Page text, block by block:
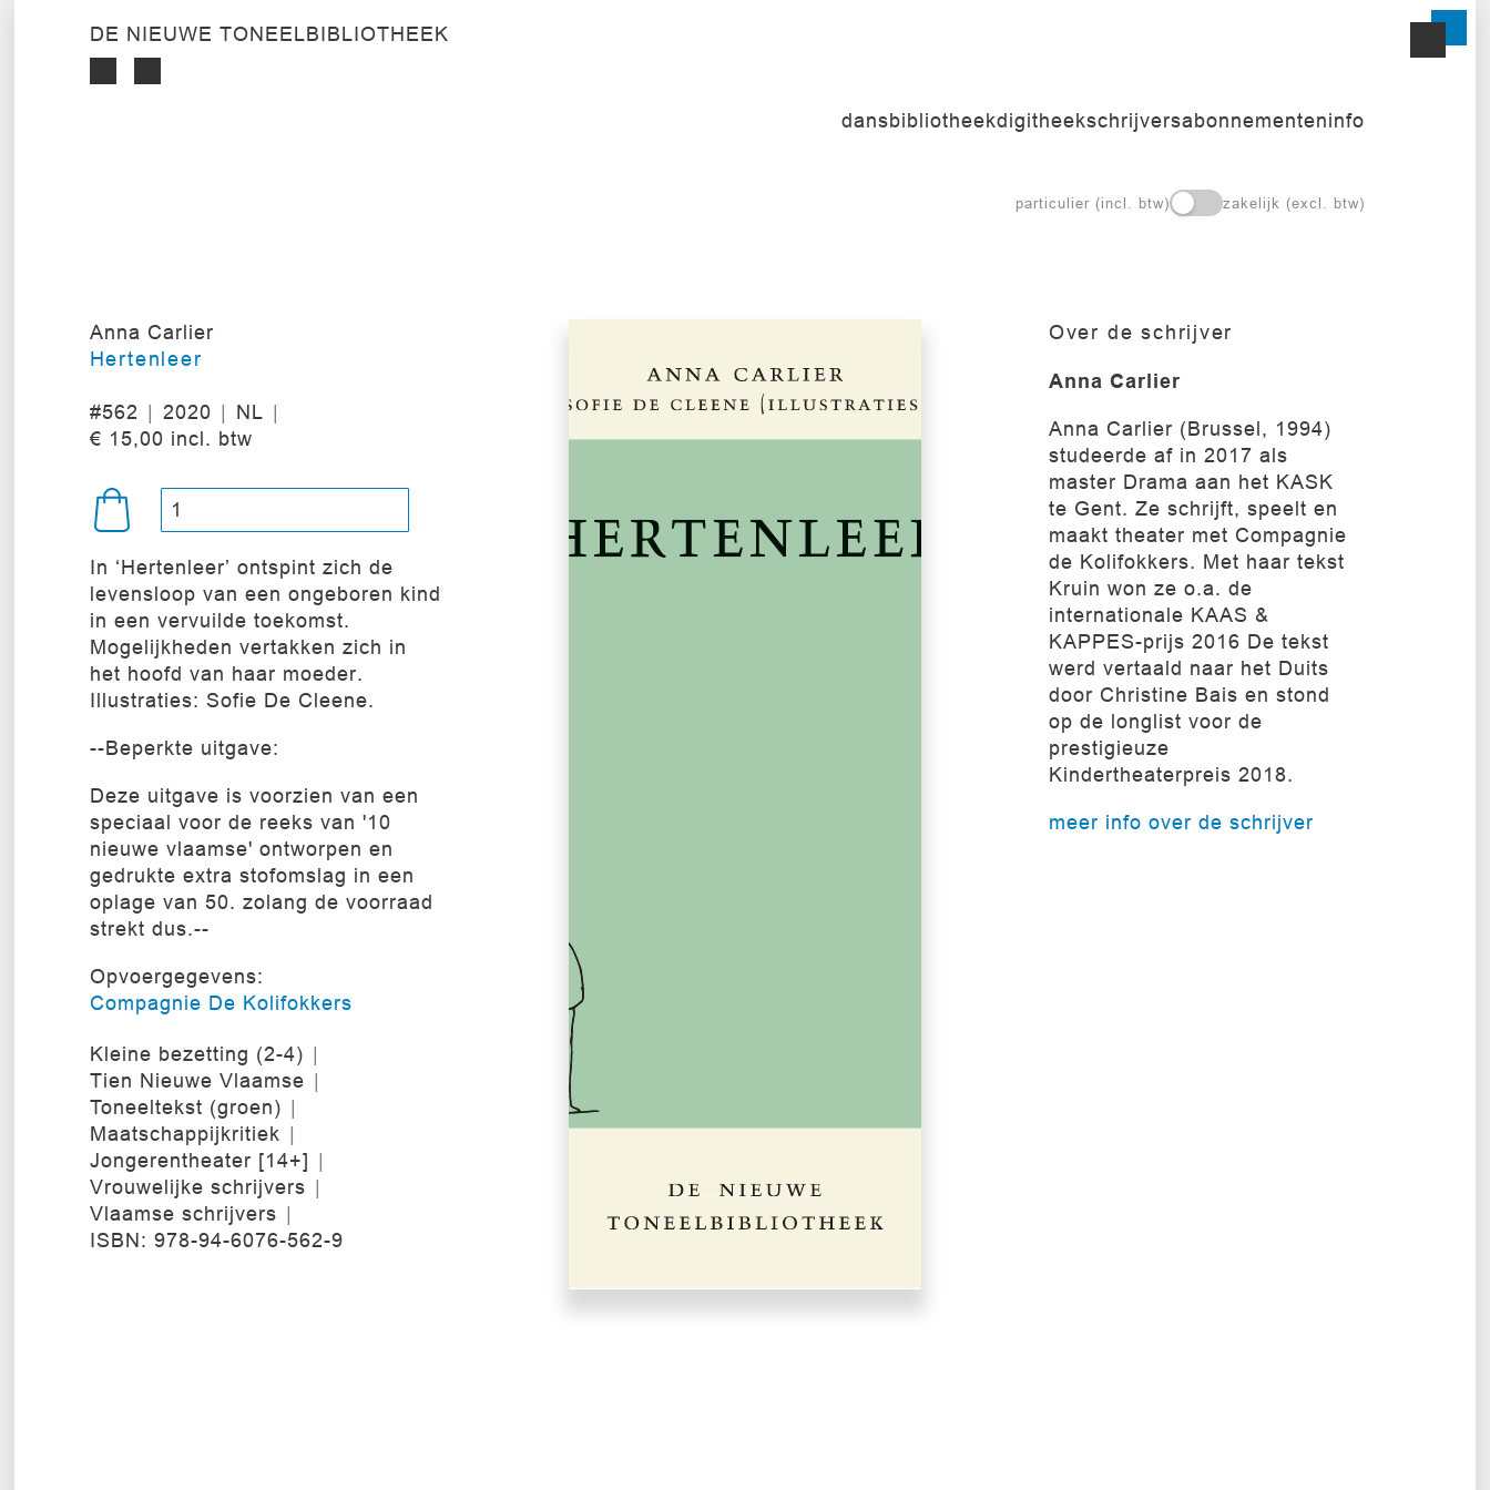
DE NIEUWE TONEELBIBLIOTHEEK
dansbibliotheekdigitheekschrijversabonnementeninfo
particulier (incl. btw) zakelijk (excl. btw)
Anna Carlier
Hertenleer
#562 2020
NL
€ 15,00 incl. btw
In ‘Hertenleer’ ontspint zich de
levensloop van een ongeboren kind
in een vervuilde toekomst.
Mogelijkheden vertakken zich in
het hoofd van haar moeder.
Illustraties: Sofie De Cleene.
--Beperkte uitgave:
Deze uitgave is voorzien van een
speciaal voor de reeks van '10
nieuwe vlaamse' ontworpen en
gedrukte extra stofomslag in een
oplage van 50. zolang de voorraad
strekt dus.--
Opvoergegevens:
Compagnie De Kolifokkers
Kleine bezetting (2-4)
Tien Nieuwe Vlaamse
Toneeltekst (groen)
Maatschappijkritiek
Jongerentheater [14+]
Vrouwelijke schrijvers
Vlaamse schrijvers
ISBN: 978-94-6076-562-9
Over de schrijver
Anna Carlier
Anna Carlier (Brussel, 1994)
studeerde af in 2017 als
master Drama aan het KASK
te Gent. Ze schrijft, speelt en
maakt theater met Compagnie
de Kolifokkers. Met haar tekst
Kruin won ze o.a. de
internationale KAAS &
KAPPES-prijs 2016 De tekst
werd vertaald naar het Duits
door Christine Bais en stond
op de longlist voor de
prestigieuze
Kindertheaterpreis 2018.
meer info over de schrijver